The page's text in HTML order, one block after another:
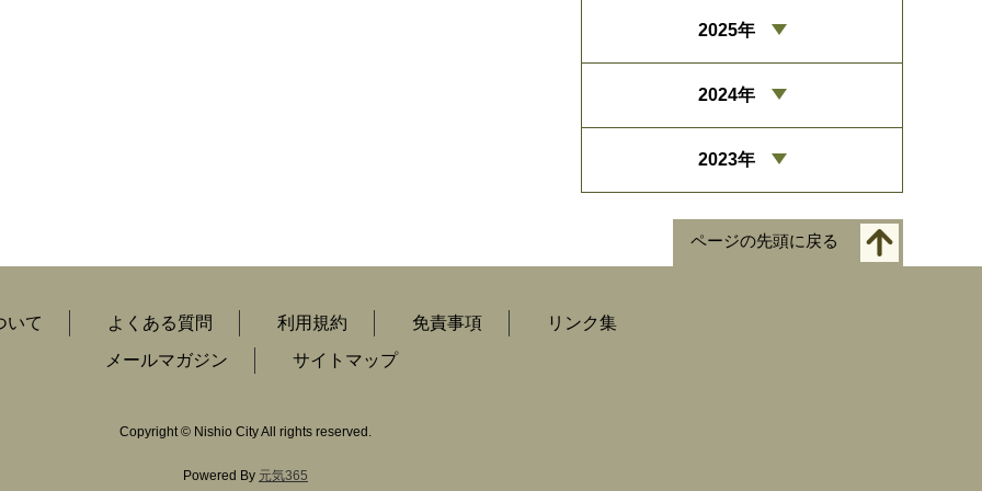
2025年
2024年
2023年
ページの先頭に戻る
いて よくある質問 利用規約 免責事項
リンク集
メールマガジン
サイトマップ
Copyright © Nishio City All rights reserved.
Powered By 元気365